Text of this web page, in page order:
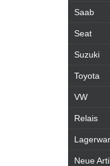
Saab
Seat
Suzuki
Toyota
VW
Relais
Neue